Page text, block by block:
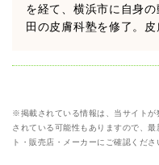
を経て、横浜市に自身
田の皮膚科塾を修了。
※掲載されている情報は、当サイトが
されている可能性もありますので、
ト・販売店・メーカーにご確認くださ